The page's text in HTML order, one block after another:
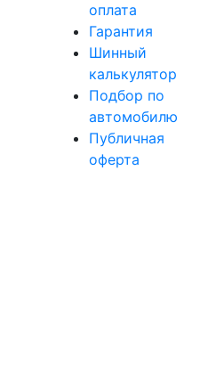
оплата
Гарантия
Шинный
калькулятор
Подбор по
автомобилю
Публичная
оферта